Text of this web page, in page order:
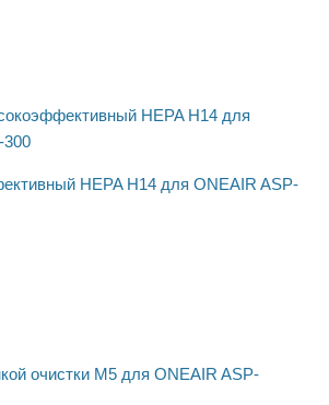
HEPA Н14 для ONEAIR ASP-